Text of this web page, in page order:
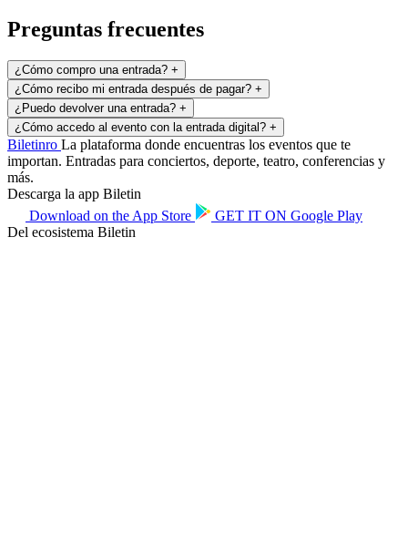
Preguntas frecuentes
¿Cómo compro una entrada? +
¿Cómo recibo mi entrada después de pagar? +
¿Puedo devolver una entrada? +
¿Cómo accedo al evento con la entrada digital? +
Biletinro La plataforma donde encuentras los eventos que te
importan. Entradas para conciertos, deporte, teatro, conferencias y
más.
Descarga la app Biletin
Download on the App Store GET IT ON Google Play
Del ecosistema Biletin